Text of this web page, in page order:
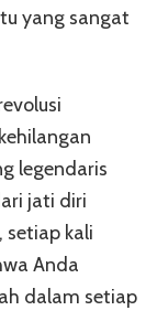
yang sangat
legendaris
jati diri
setiap kali
Anda
dalam setiap